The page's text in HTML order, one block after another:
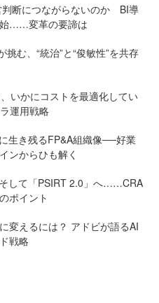
判断につながらないのか BI導
始……変革の要諦は
む、“統治”と“俊敏性”を共存
いかにコストを最適化してい
運用戦略
生き残るFP&A組織像──好業
ンからひも解く
して「PSIRT 2.0」へ……CRA
ポイント
変えるには？ アドビが語るAI
戦略